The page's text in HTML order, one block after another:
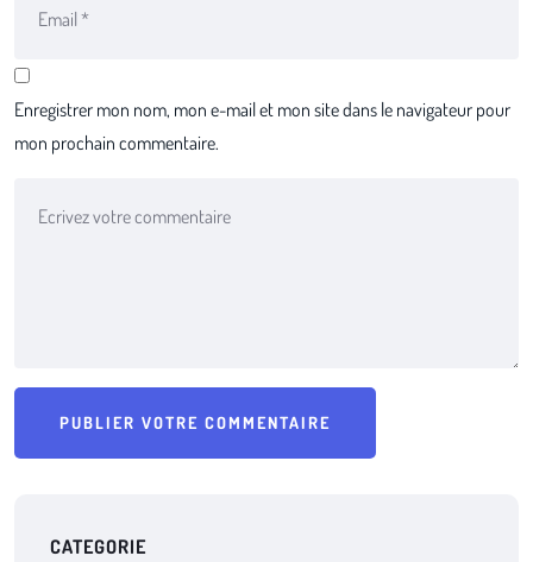
Enregistrer mon nom, mon e-mail et mon site dans le navigateur pour
mon prochain commentaire.
CATEGORIE